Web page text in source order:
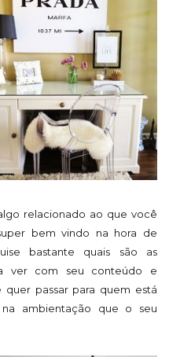
relacionado ao que você
bem vindo na hora de
bastante quais são as
ver com seu conteúdo e
passar para quem está
ambientação que o seu